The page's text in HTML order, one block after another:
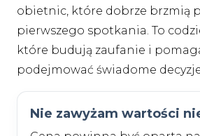
obietnic, które dobrze brzmią
pierwszego spotkania. To
które budują zaufanie i
podejmować świadome
Nie zawyżam wartości